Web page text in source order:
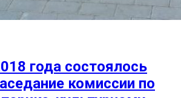
года состоялось
комиссии по